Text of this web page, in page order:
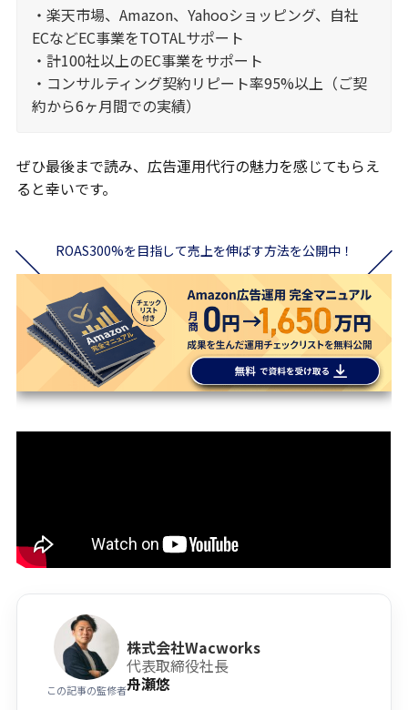
・楽天市場、Amazon、Yahooショッピング、自社
ECなどEC事業をTOTALサポート
・計100社以上のEC事業をサポート
・コンサルティング契約リピート率95%以上（ご契
約から6ヶ月間での実績）
ぜひ最後まで読み、広告運用代行の魅力を感じてもらえ
ると幸いです。
ROAS300%を目指して売上を伸ばす方法を公開中！
この記事の監修者
株式会社Wacworks
代表取締役社長
舟瀬悠